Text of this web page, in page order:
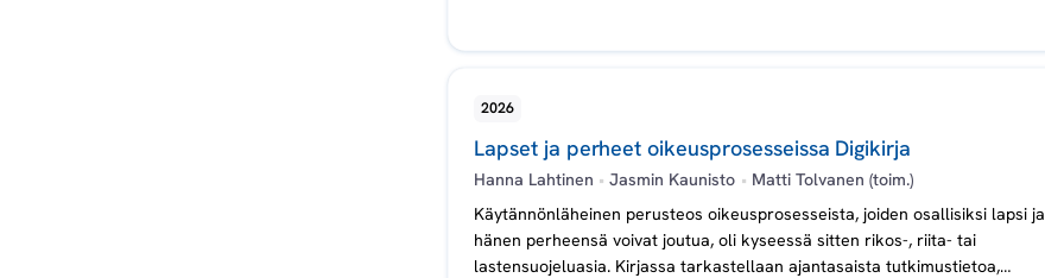
2026
Lapset ja perheet oikeusprosesseissa Digikirja
Hanna Lahtinen • Jasmin Kaunisto • Matti Tolvanen (toim.)
Käytännönläheinen perusteos oikeusprosesseista, joiden osallisiksi lapsi ja
hänen perheensä voivat joutua, oli kyseessä sitten rikos-, riita- tai
lastensuojeluasia. Kirjassa tarkastellaan ajantasaista tutkimustietoa,